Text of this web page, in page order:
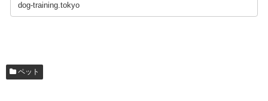
dog-training.tokyo
ペット